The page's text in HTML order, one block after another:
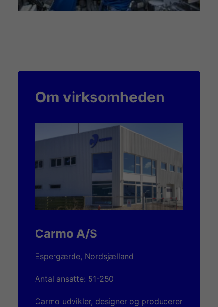
Om virksomheden
Carmo A/S
Espergærde, Nordsjælland
Antal ansatte: 51-250
Carmo udvikler, designer og producerer